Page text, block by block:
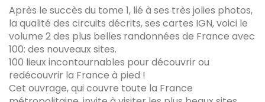
Après le succès du tome 1, lié à ses très jolies photos,
la qualité des circuits décrits, ses cartes IGN, voici le
volume 2 des plus belles randonnées de France avec
100: des nouveaux sites.
100 lieux incontournables pour découvrir ou
redécouvrir la France à pied !
Cet ouvrage, qui couvre toute la France